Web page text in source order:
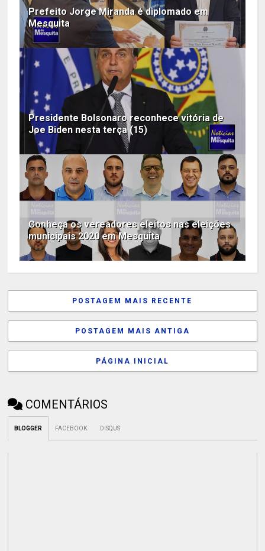
Prefeito Jorge Miranda é diplomado em
Mesquita
Presidente Bolsonaro reconhece vitória de
Joe Biden nesta terça (15)
Conheça os vereadores eleitos nas eleições
municipais 2020 em Mesquita
POSTAGEM MAIS RECENTE
POSTAGEM MAIS ANTIGA
PÁGINA INICIAL
COMENTÁRIOS
BLOGGER FACEBOOK DISQUS